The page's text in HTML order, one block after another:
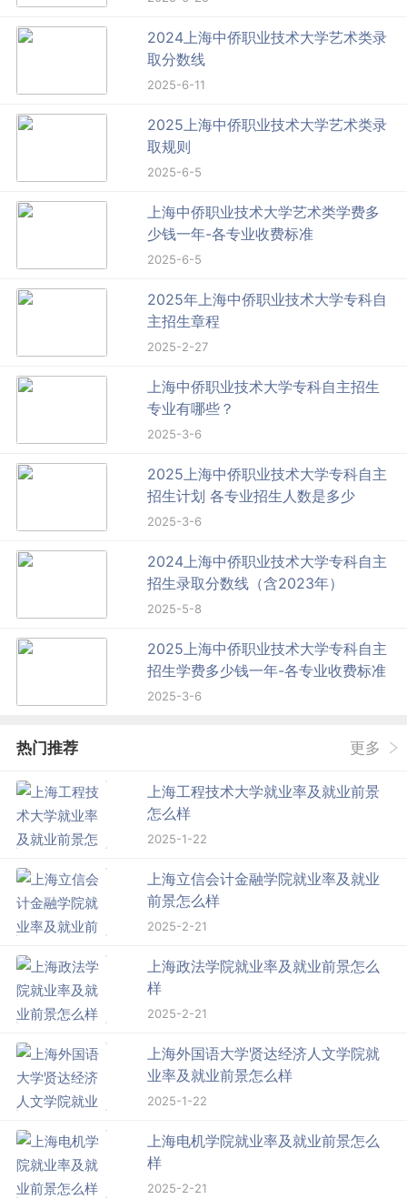
2024上海中侨职业技术大学艺术类录
取分数线
2025-6-11
2025上海中侨职业技术大学艺术类录
取规则
2025-6-5
上海中侨职业技术大学艺术类学费多
少钱一年-各专业收费标准
2025-6-5
2025年上海中侨职业技术大学专科自
主招生章程
2025-2-27
上海中侨职业技术大学专科自主招生
专业有哪些？
2025-3-6
2025上海中侨职业技术大学专科自主
招生计划 各专业招生人数是多少
2025-3-6
2024上海中侨职业技术大学专科自主
招生录取分数线（含2023年）
2025-5-8
2025上海中侨职业技术大学专科自主
招生学费多少钱一年-各专业收费标准
2025-3-6
热门推荐 更多
上海工程技术大学就业率及就业前景
怎么样
2025-1-22
上海立信会计金融学院就业率及就业
前景怎么样
2025-2-21
上海政法学院就业率及就业前景怎么
样
2025-2-21
上海外国语大学贤达经济人文学院就
业率及就业前景怎么样
2025-1-22
上海电机学院就业率及就业前景怎么
样
2025-2-21